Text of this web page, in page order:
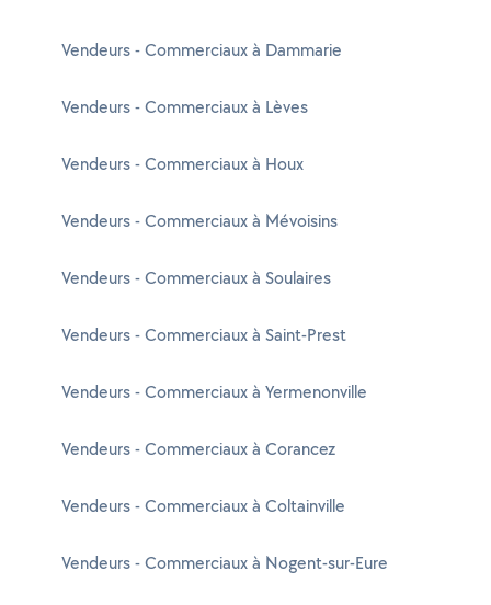
Vendeurs - Commerciaux à Dammarie
Vendeurs - Commerciaux à Lèves
Vendeurs - Commerciaux à Houx
Vendeurs - Commerciaux à Mévoisins
Vendeurs - Commerciaux à Soulaires
Vendeurs - Commerciaux à Saint-Prest
Vendeurs - Commerciaux à Yermenonville
Vendeurs - Commerciaux à Corancez
Vendeurs - Commerciaux à Coltainville
Vendeurs - Commerciaux à Nogent-sur-Eure